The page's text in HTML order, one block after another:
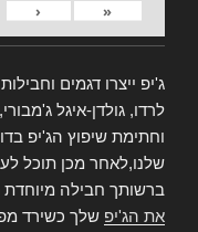
«
‹
ג'יפ ייצרו דגמים
לרדו, גולדן-איגל
וחתימת שיפוץ הג'יפ
שלנו,לאחר מכן תוכל
ברשותך חבילה
את הג'יפ שלך כשירד